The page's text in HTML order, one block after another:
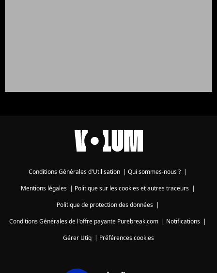
Conditions Générales d'Utilisation Qui sommes-nous ?
Mentions légales| Politique sur les cookies et autres traceurs|
Politique de protection des données|
Conditions Générales de l'offre payante Purebreak.com
Notifications
Gérer Utiq
Préférences cookies